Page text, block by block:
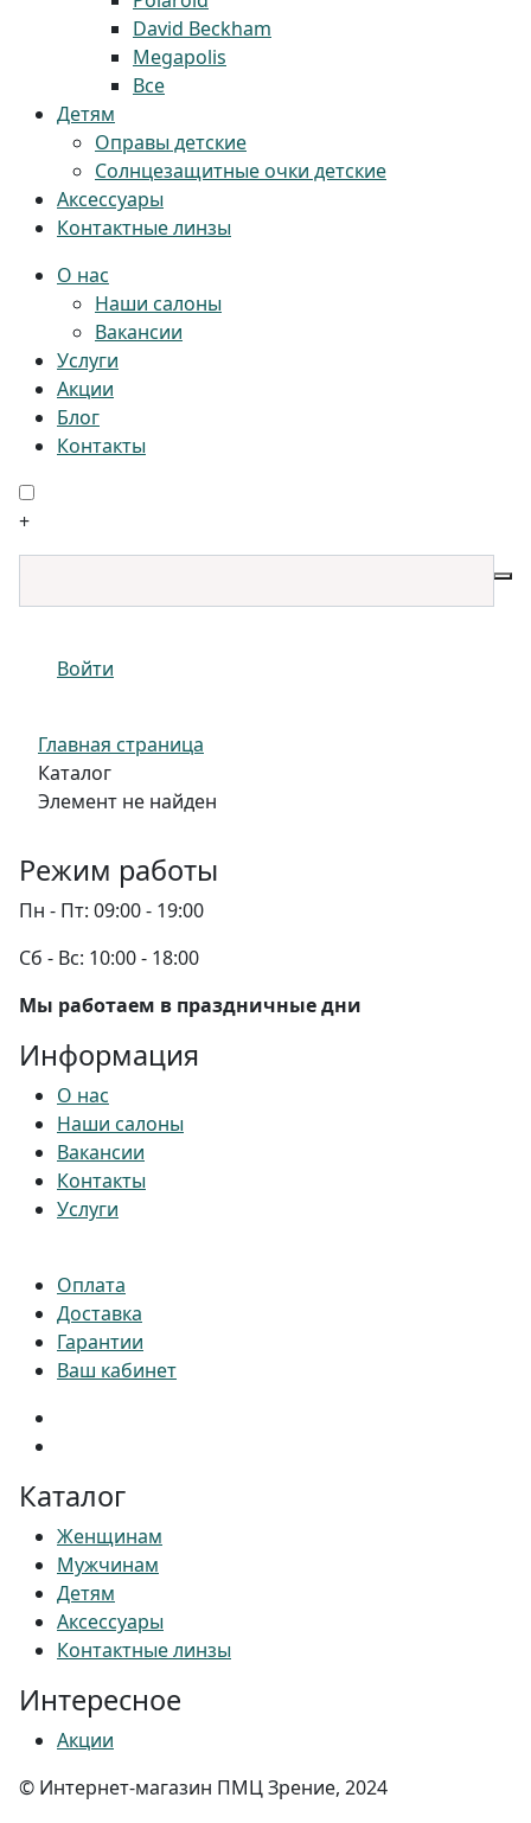
David Beckham
Megapolis
Все
Детям
Оправы детские
Солнцезащитные очки детские
Аксессуары
Контактные линзы
О нас
Наши салоны
Вакансии
Услуги
Акции
Блог
Контакты
+
Войти
Главная страница
Каталог
Элемент не найден
Режим работы
Пн - Пт: 09:00 - 19:00
Сб - Вс: 10:00 - 18:00
Мы работаем в праздничные дни
Информация
О нас
Наши салоны
Вакансии
Контакты
Услуги
Оплата
Доставка
Гарантии
Ваш кабинет
Каталог
Женщинам
Мужчинам
Детям
Аксессуары
Контактные линзы
Интересное
Акции
© Интернет-магазин ПМЦ Зрение, 2024